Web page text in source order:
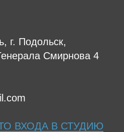
г. Подольск,
Смирнова 4
ВХОДА В СТУДИЮ